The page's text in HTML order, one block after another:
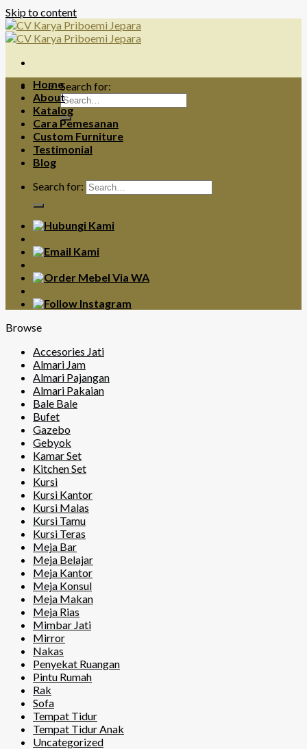
Skip to content
Search for:
Home
About
Katalog
Cara Pemesanan
Custom Furniture
Testimonial
Blog
Search for:
Browse
Accesories Jati
Almari Jam
Almari Pajangan
Almari Pakaian
Bale Bale
Bufet
Gazebo
Gebyok
Kamar Set
Kitchen Set
Kursi
Kursi Kantor
Kursi Malas
Kursi Tamu
Kursi Teras
Meja Bar
Meja Belajar
Meja Kantor
Meja Konsul
Meja Makan
Meja Rias
Mimbar Jati
Mirror
Nakas
Penyekat Ruangan
Pintu Rumah
Rak
Sofa
Tempat Tidur
Tempat Tidur Anak
Uncategorized